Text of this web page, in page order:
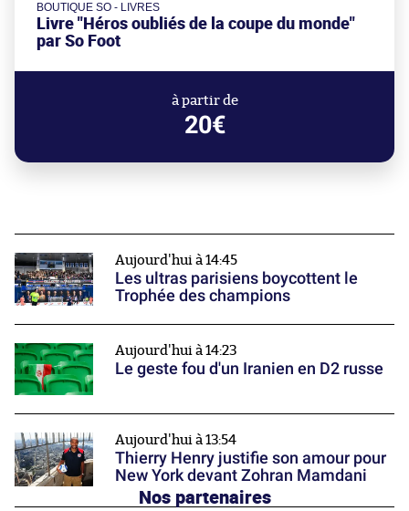
BOUTIQUE SO - LIVRES
Livre "Héros oubliés de la coupe du monde"
par So Foot
à partir de
20€
Aujourd'hui à 14:45
Les ultras parisiens boycottent le
Trophée des champions
Aujourd'hui à 14:23
Le geste fou d'un Iranien en D2 russe
Aujourd'hui à 13:54
Thierry Henry justifie son amour pour
New York devant Zohran Mamdani
Nos partenaires